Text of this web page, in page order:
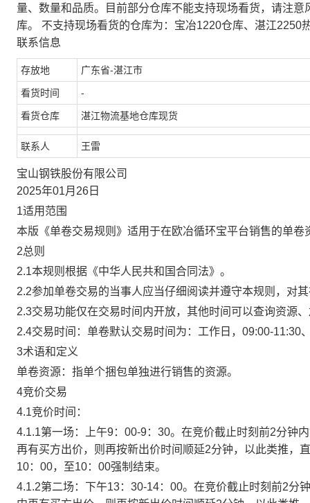
量、数量和品质。目前部分仓库不能支持现场看货，请注
库。 不支持现场看货的仓库为：宝冶1220仓库、湛江2250
联系信息
存放地 广东省-湛江市
看货时间 -
看货仓库 湛江物流基地仓库现货
联系人 王雷
宝山钢铁股份有限公司
2025年01月26日
1适用范围
本版《单卷交易规则》适用于在欧冶循环宝平台销售的单卷
2总则
2.1本规则根据《中华人民共和国合同法》。
2.2参加单卷交易的当事人应当仔细阅读并遵守本规则，对
2.3交易功能仅在交易时间内开放，其他时间可以查询资源
2.4交易时间：单卷默认交易时间为：工作日，09:00-11:30
3术语和定义
单卷资源：指单个捆包单独进行销售的资源。
4竞价交易
4.1竞价时间：
4.1.1第一场：上午9：00-9：30。在竞价截止时刻前2分钟
再有买方出价，则再按新出价时间顺延2分钟，以此类推，
10：00，至10：00强制结束。
4.1.2第二场：下午13：30-14：00。在竞价截止时刻前2分